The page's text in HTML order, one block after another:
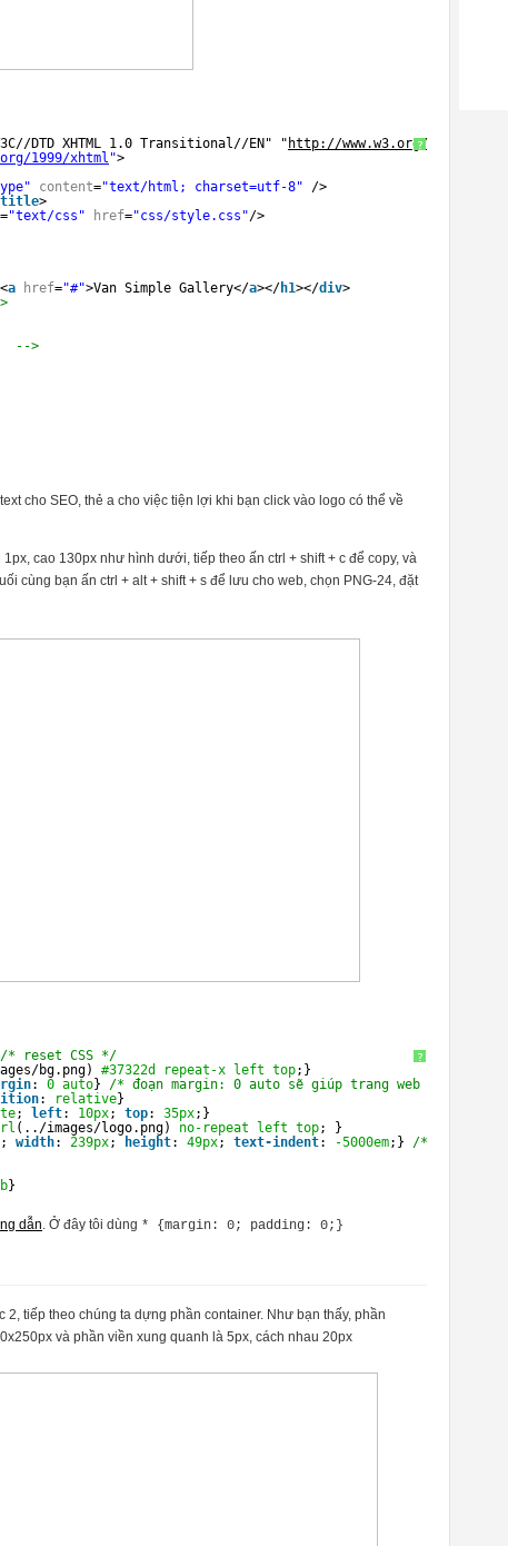
?
DTD XHTML 1.0 Transitional//EN" " http://www.w3.org/TR/
1999/xhtml ">
content="text/html; charset=utf-8"
/>
title>
="text/css" href="css/style.css"/>
a href="#">Van Simple Gallery</a></h1></div>
-->
cho SEO, thẻ a cho việc tiện lợi khi bạn click vào logo có thể về
cao 130px như hình dưới, tiếp theo ấn ctrl + shift + c để copy, và
cùng bạn ấn ctrl + alt + shift + s để lưu cho web, chọn PNG-24, đặt
?
/* reset CSS */
bg.png) #37322d repeat-x left top;}
: 0 auto} /* đoạn margin: 0 auto sẽ giúp trang web luôn ở
: relative}
; left: 10px; top: 35px;}
(../images/logo.png) no-repeat left top; }
; width: 239px; height: 49px; text-indent: -5000em;} /* ẩn text
}
dẫn. Ở đây tôi dùng * {margin: 0; padding: 0;}
tiếp theo chúng ta dựng phần container. Như bạn thấy, phần
và phần viền xung quanh là 5px, cách nhau 20px